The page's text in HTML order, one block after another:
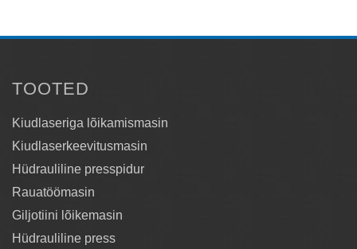
TOOTED
Kiudlaseriga lõikamismasin
Kiudlaserkeevitusmasin
Hüdrauliline presspidur
Rauatöömasin
Giljotiini lõikemasin
Hüdrauliline press